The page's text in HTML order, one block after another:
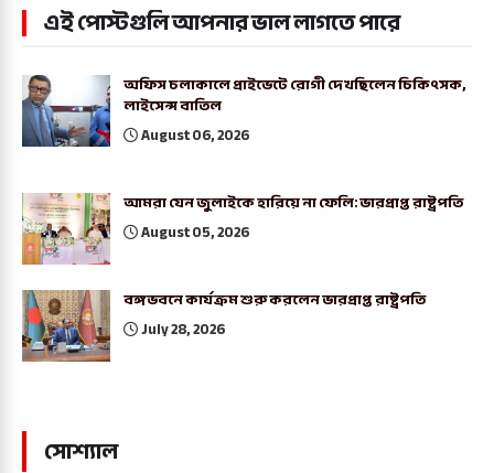
এই পোস্টগুলি আপনার ভাল লাগতে পারে
অফিস চলাকালে প্রাইভেটে রোগী দেখছিলেন চিকিৎসক,
লাইসেন্স বাতিল
August 06, 2026
আমরা যেন জুলাইকে হারিয়ে না ফেলি: ভারপ্রাপ্ত রাষ্ট্রপতি
August 05, 2026
বঙ্গভবনে কার্যক্রম শুরু করলেন ভারপ্রাপ্ত রাষ্ট্রপতি
July 28, 2026
সোশ্যাল